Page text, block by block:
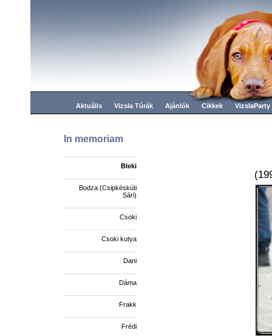
Aktuális Vizsla Túrák Ajánlók Cikkek VizslaParty
In memoriam
Bleki
Bodza (Csipkéskúti
Sári)
Csoki
Csoki kutya
Dani
Dáma
Frakk
Frédi